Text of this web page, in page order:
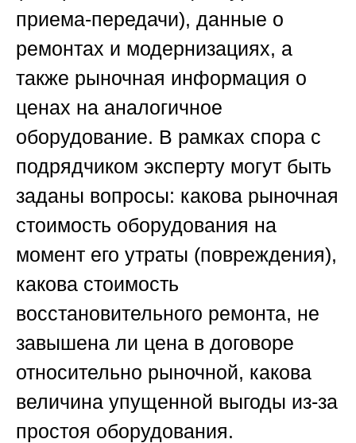
приема-передачи), данные о
ремонтах и модернизациях, а
также рыночная информация о
ценах на аналогичное
оборудование. В рамках спора с
подрядчиком эксперту могут быть
заданы вопросы: какова рыночная
стоимость оборудования на
момент его утраты (повреждения),
какова стоимость
восстановительного ремонта, не
завышена ли цена в договоре
относительно рыночной, какова
величина упущенной выгоды из-за
простоя оборудования.